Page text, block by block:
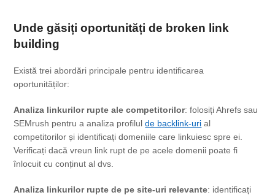
Unde găsiți oportunități de broken link
building
Există trei abordări principale pentru identificarea
oportunităților:
Analiza linkurilor rupte ale competitorilor: folosiți Ahrefs sau
SEMrush pentru a analiza profilulde backlink-uri al
competitorilor și identificați domeniile care linkuiesc spre ei.
Verificați dacă vreun link rupt de pe acele domenii poate fi
înlocuit cu conținut al dvs.
Analiza linkurilor rupte de pe site-uri relevante: identificați